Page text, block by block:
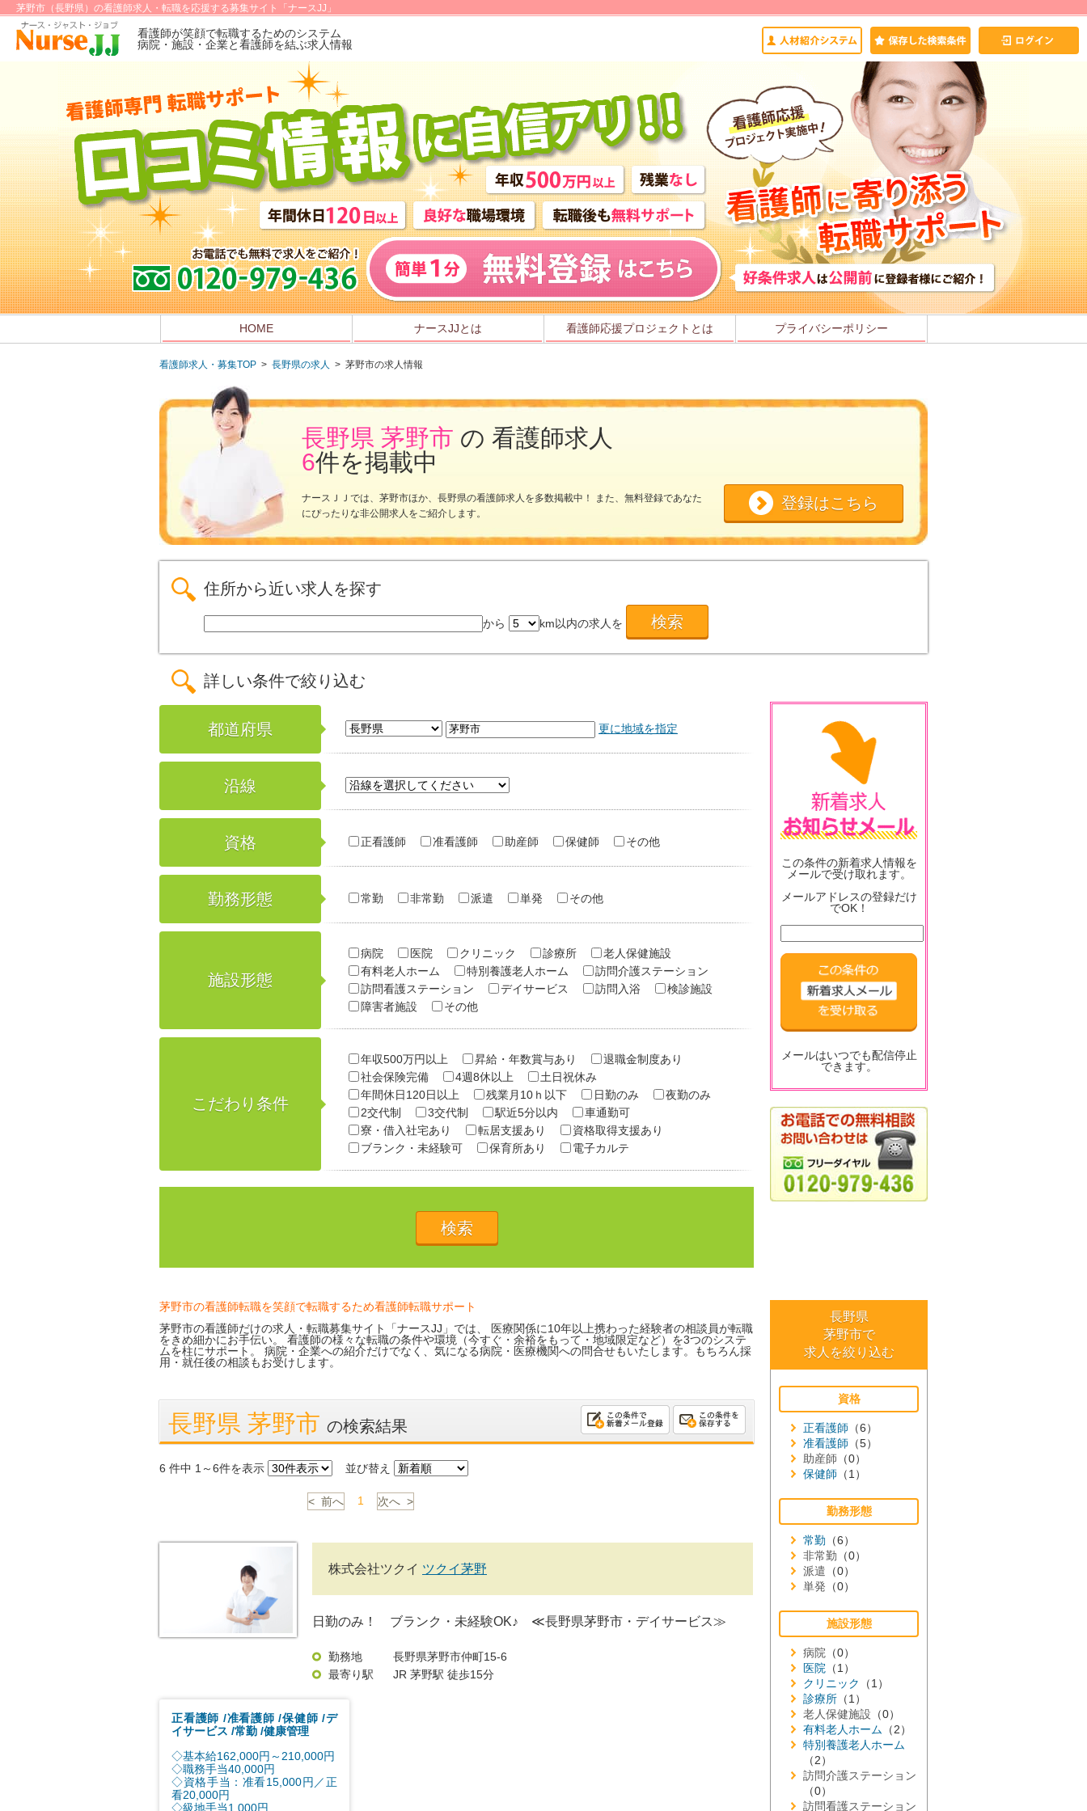
茅野市（長野県）の看護師求人・転職を応援する募集サイト「ナースJJ」
看護師が笑顔で転職するためのシステム
病院・施設・企業と看護師を結ぶ求人情報
HOME ナースJJとは 看護師応援プロジェクトとは プライバシーポリシー
看護師求人・募集TOP > 長野県の求人 > 茅野市の求人情報
長野県 茅野市 の 看護師求人
6件を掲載中
ナースＪＪでは、茅野市ほか、長野県の看護師求人を多数掲載中！ また、無料登録であなた
にぴったりな非公開求人をご紹介します。
登録はこちら
住所から近い求人を探す
から km以内の求人を
詳しい条件で絞り込む
都道府県 更に地域を指定
沿線
資格 正看護師 准看護師 助産師 保健師 その他
勤務形態 常勤 非常勤 派遣 単発 その他
施設形態
病院 医院 クリニック 診療所
老人保健施設
有料老人ホーム
特別養護老人ホーム
訪問介護ステーション
訪問看護ステーション
デイサービス 訪問入浴
検診施設
障害者施設
その他
こだわり条件
年収500万円以上 昇給・年数賞与あり
退職金制度あり
社会保険完備
4週8休以上
土日祝休み
年間休日120日以上
残業月10ｈ以下 日勤のみ
夜勤のみ
2交代制
3交代制 駅近5分以内
車通勤可
寮・借入社宅あり
転居支援あり
資格取得支援あり
ブランク・未経験可
保育所あり 電子カルテ
この条件の新着求人情報を
メールで受け取れます。
メールアドレスの登録だけ
でOK！
メールはいつでも配信停止
できます。
茅野市の看護師転職を笑顔で転職するため看護師転職サポート
茅野市の看護師だけの求人・転職募集サイト「ナースJJ」では、 医療関係に10年以上携わった経験者の相談員が転職
をきめ細かにお手伝い。 看護師の様々な転職の条件や環境（今すぐ・余裕をもって・地域限定など）を3つのシステ
ムを柱にサポート。 病院・企業への紹介だけでなく、気になる病院・医療機関への問合せもいたします。もちろん採
用・就任後の相談もお受けします。
長野県 茅野市 の検索結果
6 件中 1～6件を表示 並び替え
< 前へ 1 次へ >
株式会社ツクイ ツクイ茅野
日勤のみ！ ブランク・未経験OK♪ ≪長野県茅野市・デイサービス≫
勤務地
長野県茅野市仲町15-6
最寄り駅
JR 茅野駅 徒歩15分
正看護師 准看護師 保健師
デ
イサービス 常勤 健康管理
◇基本給162,000円～210,000円
◇職務手当40,000円
◇資格手当：准看15,000円／正
看20,000円
◇級地手当1,000円...
長野県
茅野市で
求人を絞り込む
資格
正看護師 （6）
准看護師 （5）
助産師 （0）
保健師 （1）
勤務形態
常勤 （6）
非常勤 （0）
派遣 （0）
単発 （0）
施設形態
病院 （0）
医院 （1）
クリニック
（1）
診療所 （1）
老人保健施設 （0）
有料老人ホーム （2）
特別養護老人ホーム
（2）
訪問介護ステーション
（0）
訪問看護ステーション